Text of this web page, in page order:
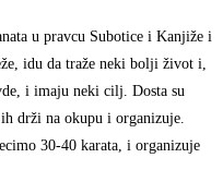
u pravcu Subotice i Kanjiže i
idu da traže neki bolji život i,
i imaju neki cilj. Dosta su
drži na okupu i organizuje.
30-40 karata, i organizuje